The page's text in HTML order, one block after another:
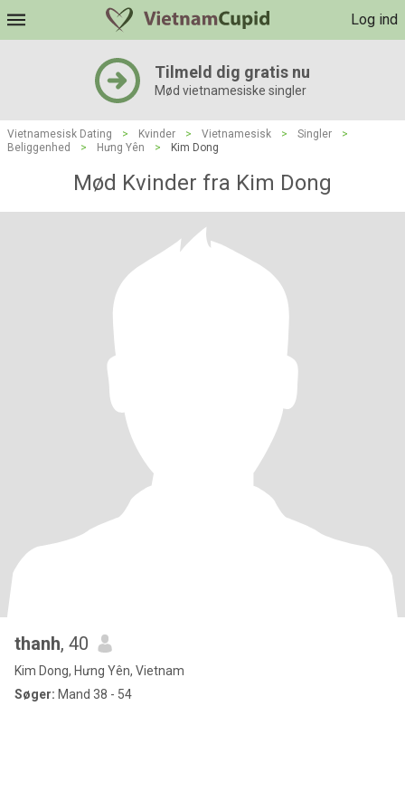
Log ind
Tilmeld dig gratis nu
Mød vietnamesiske singler
Vietnamesisk Dating > Kvinder > Vietnamesisk > Singler
>
Beliggenhed
> Hưng Yên > Kim Dong
Mød Kvinder fra Kim Dong
thanh, 40
Kim Dong, Hưng Yên, Vietnam
Søger: Mand 38 - 54